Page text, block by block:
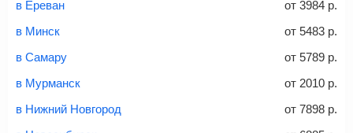
Стоимость авиабилетов зависит от выбранного тарифа:
Без багажа
Количество багажа
в Ереван
от 3984 р.
в Минск
от 5483 р.
в Самару
от 5789 р.
в Мурманск
от 2010 р.
в Нижний Новгород
от 7898 р.